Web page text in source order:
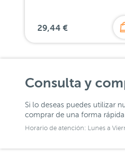
29,44 €
Consulta y
Si lo deseas puedes utilizar
comprar de una forma rápida
Horario de atención: Lunes a